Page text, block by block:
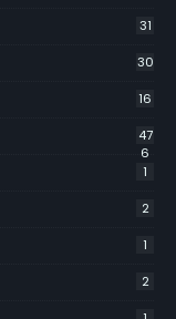
31
30
16
47
6
1
2
1
2